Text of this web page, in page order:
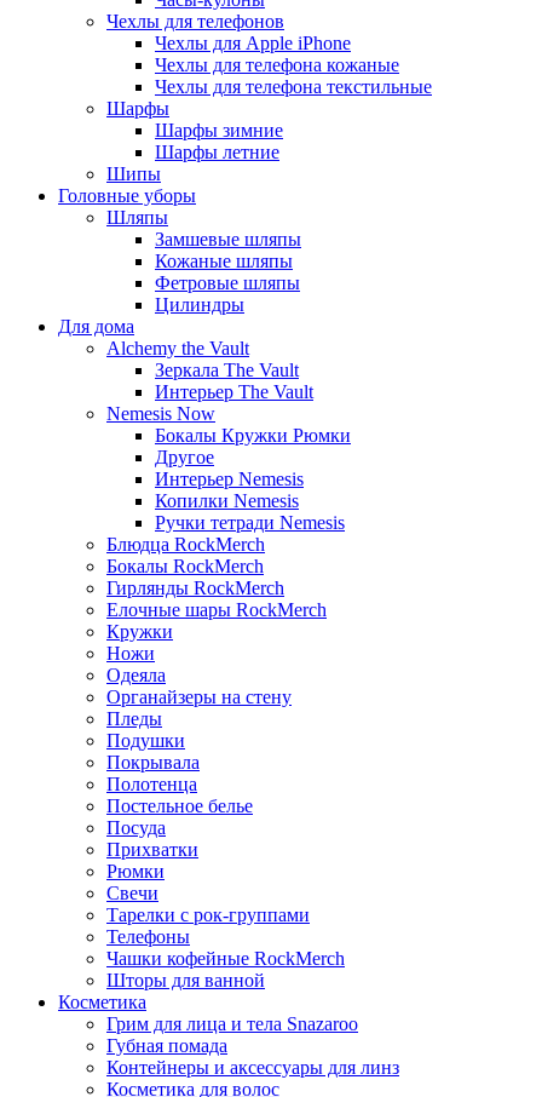
Чехлы для телефонов
Чехлы для Apple iPhone
Чехлы для телефона кожаные
Чехлы для телефона текстильные
Шарфы
Шарфы зимние
Шарфы летние
Шипы
Головные уборы
Шляпы
Замшевые шляпы
Кожаные шляпы
Фетровые шляпы
Цилиндры
Для дома
Alchemy the Vault
Зеркала The Vault
Интерьер The Vault
Nemesis Now
Бокалы Кружки Рюмки
Другое
Интерьер Nemesis
Копилки Nemesis
Ручки тетради Nemesis
Блюдца RockMerch
Бокалы RockMerch
Гирлянды RockMerch
Елочные шары RockMerch
Кружки
Ножи
Одеяла
Органайзеры на стену
Пледы
Подушки
Покрывала
Полотенца
Постельное белье
Посуда
Прихватки
Рюмки
Свечи
Тарелки с рок-группами
Телефоны
Чашки кофейные RockMerch
Шторы для ванной
Косметика
Грим для лица и тела Snazaroo
Губная помада
Контейнеры и аксессуары для линз
Косметика для волос